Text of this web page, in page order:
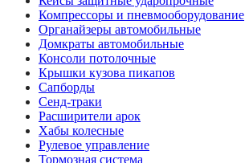
Компрессоры и пневмооборудование
Органайзеры автомобильные
Домкраты автомобильные
Консоли потолочные
Крышки кузова пикапов
Сапборды
Сенд-траки
Расширители арок
Хабы колесные
Рулевое управление
Тормозная система